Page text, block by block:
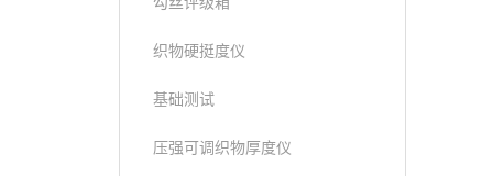
织物硬挺度仪
基础测试
压强可调织物厚度仪